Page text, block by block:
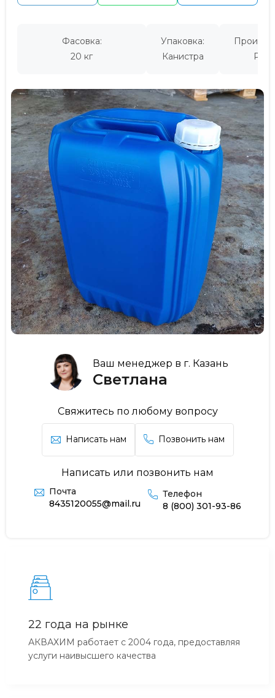
Ваш менеджер в г. Казань
Светлана
Свяжитесь по любому вопросу
Написать нам Позвонить нам
Написать или позвонить нам
Почта
8435120055@mail.ru
Телефон
8 (800) 301-93-86
Фасовка:
20 кг
Упаковка:
Канистра
22 года на рынке
АКВАХИМ работает с 2004 года, предоставляя
услуги наивысшего качества